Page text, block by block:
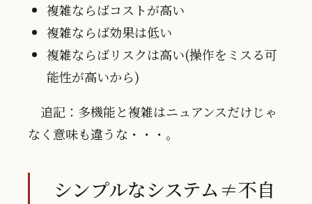
複雑ならばコストが高い
複雑ならば効果は低い
複雑ならばリスクは高い(操作をミスる可
能性が高いから)
追記：多機能と複雑はニュアンスだけじゃ
なく意味も違うな・・・。
シンプルなシステム≠不自